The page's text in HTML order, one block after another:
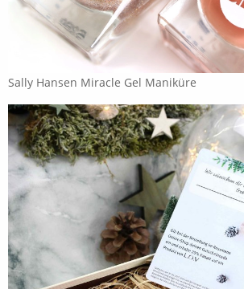
Sally Hansen Miracle Gel Maniküre